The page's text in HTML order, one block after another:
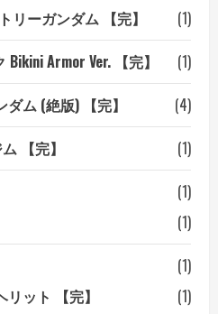
リーガンダム 【完】
(1)
Bikini Armor Ver. 【完】
(1)
ダム (絶版) 【完】
(4)
【完】
(1)
(1)
(1)
(1)
ット 【完】
(1)